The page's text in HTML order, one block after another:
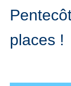
places !